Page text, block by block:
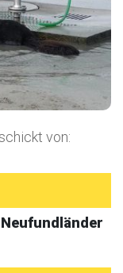
von:
Neufundländer